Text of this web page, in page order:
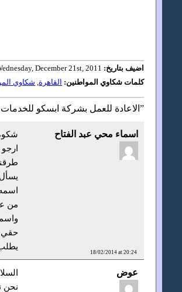
اضيف بتاريخ:
كلمات شكاوي المواطنين: القاهرة, شكاوي
2 رد to “الاعادة للعمل بشركة ابسكو للخدمات البترولية”
اسماء محي عبد الفتاح
18/02/2014 at 20:24
من
حقي
عوض
نحن